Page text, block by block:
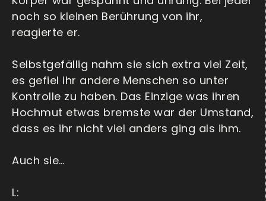
noch so kleinen Berührung von ihr,
reagierte er.
Selbstgefällig nahm sie sich extra viel Zeit,
es gefiel ihr andere Menschen so unter
Kontrolle zu haben. Das Einzige was ihren
Hochmut etwas bremste war der Umstand,
dass es ihr nicht viel anders ging als ihm.
Auch sie…
L: